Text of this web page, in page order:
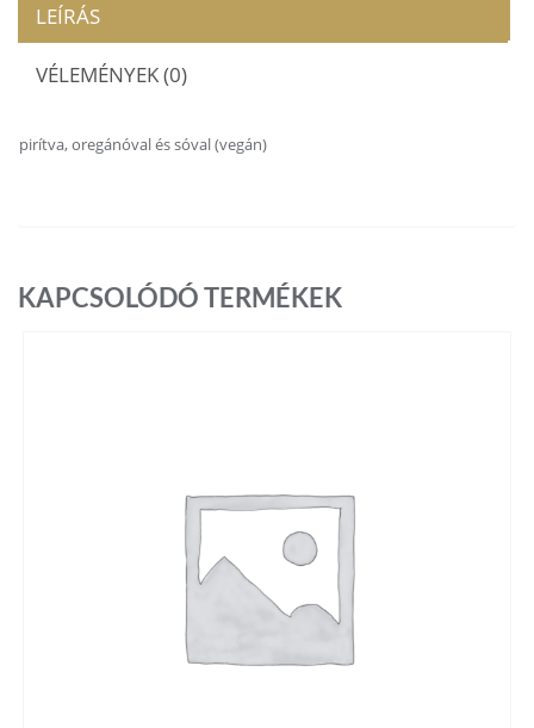
LEÍRÁS
VÉLEMÉNYEK (0)
pirítva, oregánóval és sóval (vegán)
KAPCSOLÓDÓ TERMÉKEK